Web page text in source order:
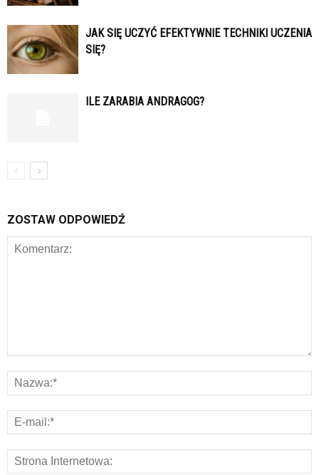
JAK SIĘ UCZYĆ EFEKTYWNIE TECHNIKI UCZENIA
SIĘ?
ILE ZARABIA ANDRAGOG?
ZOSTAW ODPOWIEDŹ